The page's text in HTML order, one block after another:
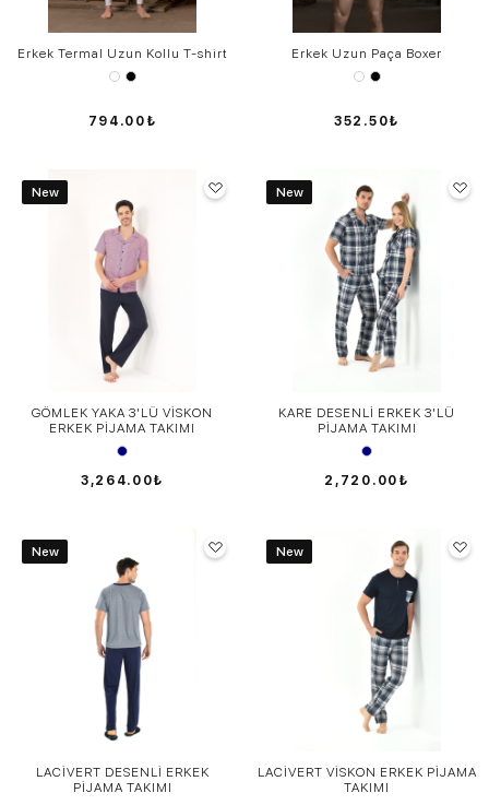
Erkek Termal Uzun Kollu T-shirt
794.00₺
Erkek Uzun Paça Boxer
352.50₺
New
GÖMLEK YAKA 3'LÜ VİSKON
ERKEK PİJAMA TAKIMI
3,264.00₺
New
KARE DESENLİ ERKEK 3'LÜ
PİJAMA TAKIMI
2,720.00₺
New
LACİVERT DESENLİ ERKEK
PİJAMA TAKIMI
New
LACİVERT VİSKON ERKEK PİJAMA
TAKIMI